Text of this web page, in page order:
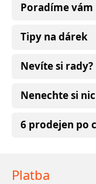
Poradíme vám
Tipy na dárek
Nevíte si rady?
Nenechte si
6 prodejen po
Platba